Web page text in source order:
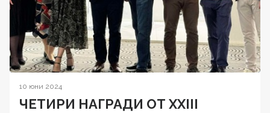
10 юни 2024
ЧЕТИРИ НАГРАДИ ОТ XXIII